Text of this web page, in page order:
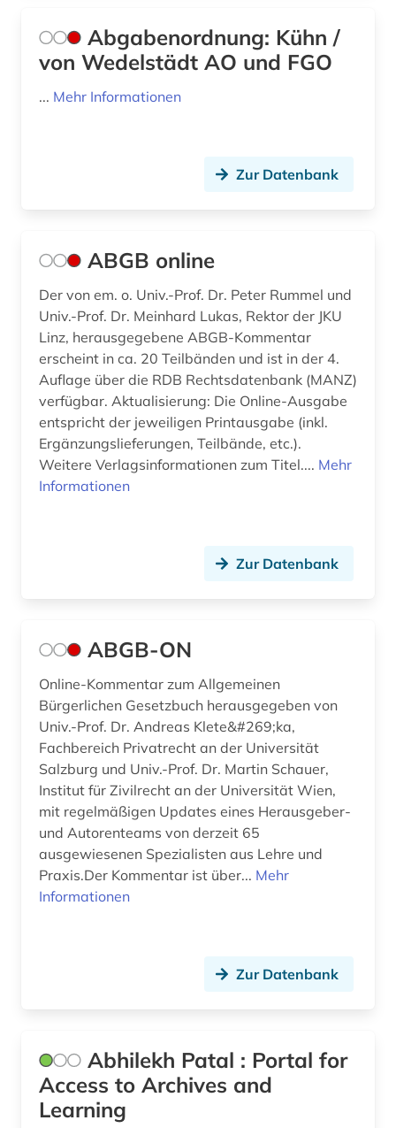
bayern. bayerisches staatsministerium für
unterricht und kultus (1)
bayern. bayerisches staatsministerium für
beamter (1)
beamtstg (1)
beamtvg (1)
beeinträchtigung (1)
behindertenrecht (1)
behinderung (1)
belgien (4)
beratung (1)
bericht (1)
berlin deutsches institut für menschenrechte
(1)
berufliche fortbildung (1)
berufliche weiterbildung (1)
beschluss (1)
Abgabenordnung: Kühn /
von Wedelstädt AO und FGO
... Mehr Informationen
Zur Datenbank
ABGB online
Der von em. o. Univ.-Prof. Dr. Peter Rummel und
Univ.-Prof. Dr. Meinhard Lukas, Rektor der JKU
Linz, herausgegebene ABGB-Kommentar
erscheint in ca. 20 Teilbänden und ist in der 4.
Auflage über die RDB Rechtsdatenbank (MANZ)
verfügbar. Aktualisierung: Die Online-Ausgabe
entspricht der jeweiligen Printausgabe (inkl.
Ergänzungslieferungen, Teilbände, etc.).
Weitere Verlagsinformationen zum Titel.... Mehr
Informationen
Zur Datenbank
ABGB-ON
Online-Kommentar zum Allgemeinen
Bürgerlichen Gesetzbuch herausgegeben von
Univ.-Prof. Dr. Andreas Klete&#269;ka,
Fachbereich Privatrecht an der Universität
Salzburg und Univ.-Prof. Dr. Martin Schauer,
Institut für Zivilrecht an der Universität Wien,
mit regelmäßigen Updates eines Herausgeber-
und Autorenteams von derzeit 65
ausgewiesenen Spezialisten aus Lehre und
Praxis.Der Kommentar ist über... Mehr
Informationen
Zur Datenbank
Abhilekh Patal : Portal for
Access to Archives and
Learning